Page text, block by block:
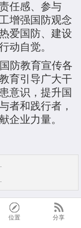
任感、参与
增强国防观念
爱国防、建设
动自觉。
防教育宣传各
育引导广大干
意识，提升国
者和践行者，
企业力量。
位置 分享